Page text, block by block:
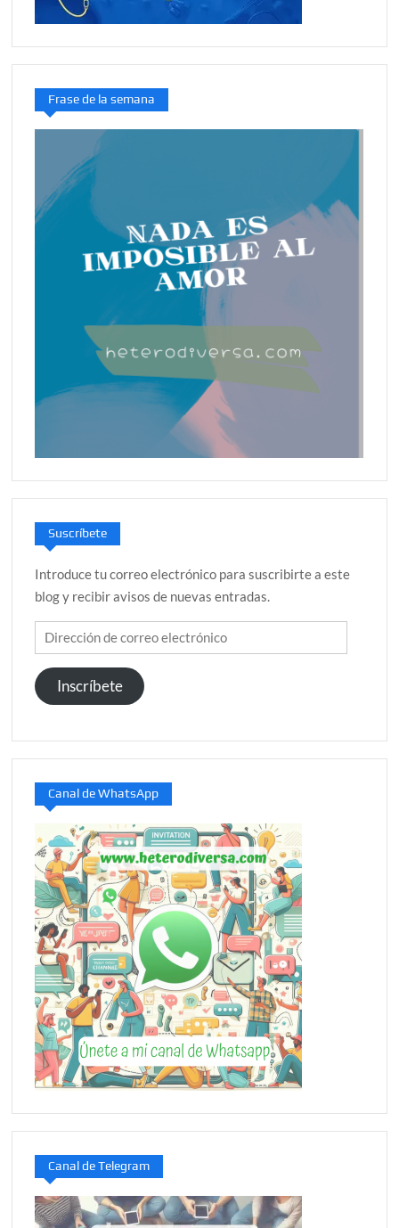
Frase de la semana
Suscríbete
Introduce tu correo electrónico para suscribirte a este
blog y recibir avisos de nuevas entradas.
Dirección
de
correo
electrónico
Inscríbete
Canal de WhatsApp
Canal de Telegram